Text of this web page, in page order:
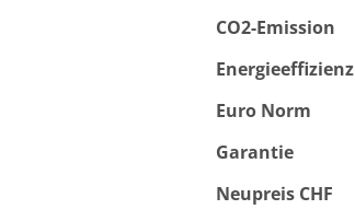
CO2-Emission
Energieeffizienz
Euro Norm
Garantie
Neupreis CHF